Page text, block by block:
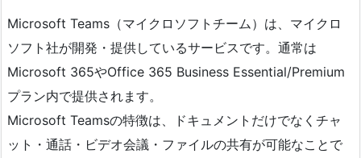
Microsoft Teams（マイクロソフトチーム）は、マイクロ
ソフト社が開発・提供しているサービスです。通常は
Microsoft 365やOffice 365 Business Essential/Premium
プラン内で提供されます。
Microsoft Teamsの特徴は、ドキュメントだけでなくチャ
ット・通話・ビデオ会議・ファイルの共有が可能なことで